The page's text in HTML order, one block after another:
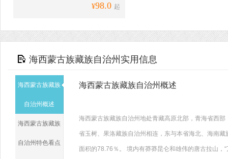
¥98.0 起
海西蒙古族藏族自治州实用信息
海西蒙古族藏族
自治州概述
海西蒙古族藏族
自治州特色看点
海西蒙古族藏族自治州概述
海西蒙古族藏族自治州地处青藏高原北部，青海省西
省玉树、果洛藏族自治州相连，东与本省海北、海南
面积的78.76％。 境内有莽莽昆仑和雄伟的唐古拉山，